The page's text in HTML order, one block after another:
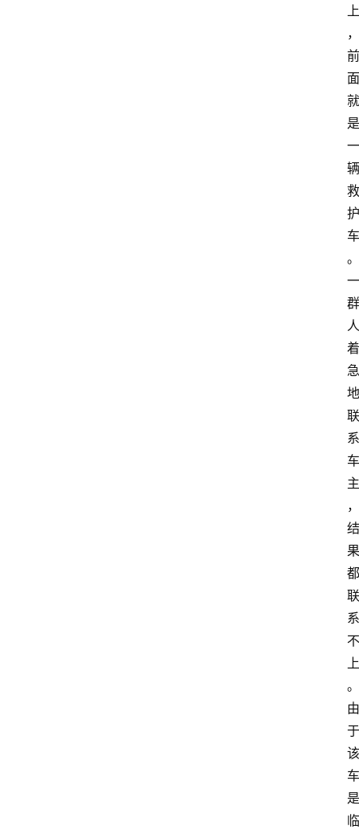
上
，
前
面
就
是
一
辆
救
护
车
。
一
群
人
着
急
地
联
系
车
主
，
结
果
都
联
系
不
上
。
由
于
该
车
是
临